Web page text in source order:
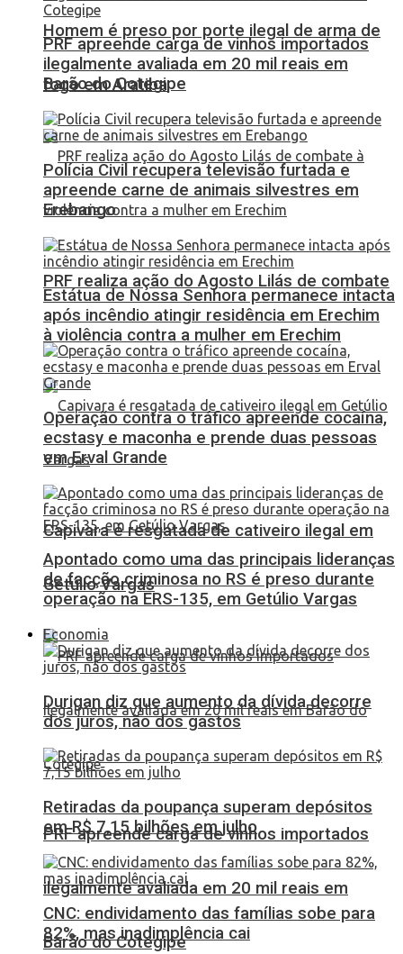
Homem é preso por porte ilegal de arma de
fogo em Aratiba
PRF realiza ação do Agosto Lilás de combate
à violência contra a mulher em Erechim
Capivara é resgatada de cativeiro ilegal em
Getúlio Vargas
PRF apreende carga de vinhos importados
ilegalmente avaliada em 20 mil reais em
Barão do Cotegipe
PRF apreende carga de vinhos importados
ilegalmente avaliada em 20 mil reais em
Barão do Cotegipe
Polícia Civil recupera televisão furtada e
apreende carne de animais silvestres em
Erebango
Estátua de Nossa Senhora permanece intacta
após incêndio atingir residência em Erechim
Operação contra o tráfico apreende cocaína,
ecstasy e maconha e prende duas pessoas
em Erval Grande
Apontado como uma das principais lideranças
de facção criminosa no RS é preso durante
operação na ERS-135, em Getúlio Vargas
Economia
Durigan diz que aumento da dívida decorre
dos juros, não dos gastos
Retiradas da poupança superam depósitos
em R$ 7,15 bilhões em julho
CNC: endividamento das famílias sobe para
82%, mas inadimplência cai